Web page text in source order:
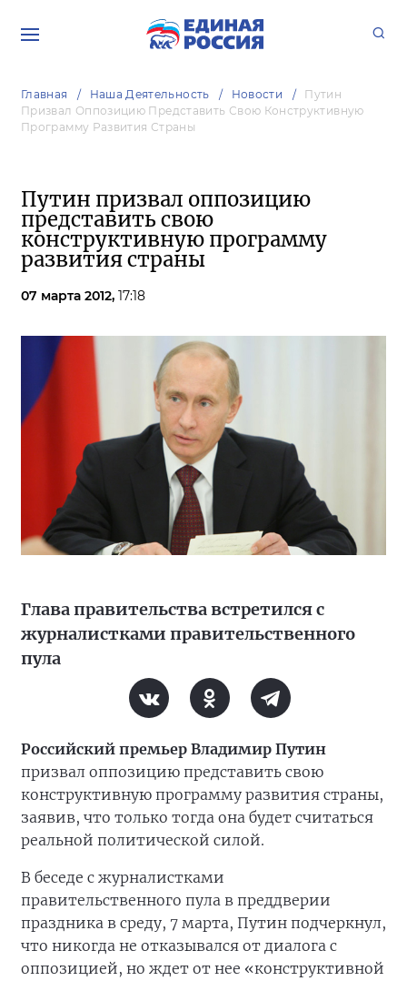
Главная Наша Деятельность Новости
Путин
Призвал Оппозицию Представить Свою Конструктивную
Программу Развития Страны
Путин призвал оппозицию
представить свою
конструктивную программу
развития страны
07 марта 2012, 17:18
Глава правительства встретился с
журналистками правительственного
пула
Российский премьер Владимир Путин
призвал оппозицию представить свою
конструктивную программу развития страны,
заявив, что только тогда она будет считаться
реальной политической силой.
В беседе с журналистками
правительственного пула в преддверии
праздника в среду, 7 марта, Путин подчеркнул,
что никогда не отказывался от диалога с
оппозицией, но ждет от нее «конструктивной